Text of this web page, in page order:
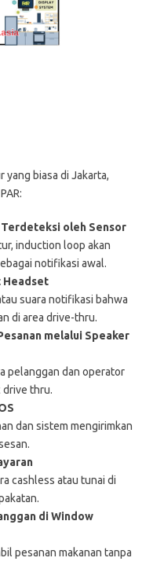
biasa di Jakarta,
Terdeteksi oleh Sensor
induction loop akan
notifikasi awal.
Headset
suara notifikasi bahwa
di area drive-thru.
melalui Speaker
pelanggan dan operator
drive thru.
dan sistem mengirimkan
cashless atau tunai di
di Window
pesanan makanan tanpa